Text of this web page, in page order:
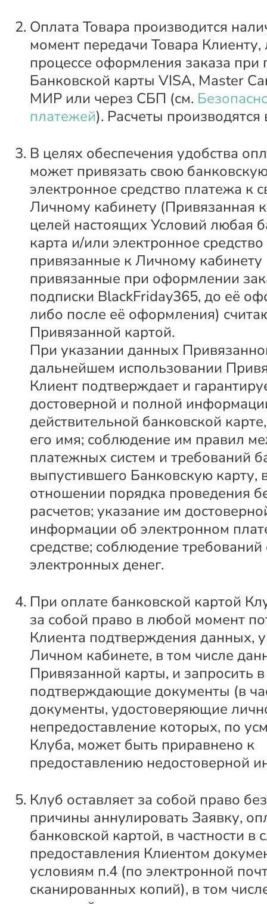
Оплата Товара производится
момент передачи Товара Клиенту,
процессе оформления заказа
Банковской карты VISA, Master
МИР или через СБП (см.
платежей). Расчеты производятся
В целях обеспечения удобства
может привязать свою
электронное средство платежа к
Личному кабинету (Привязанная
целей настоящих Условий любая
карта и/или электронное
привязанные к Личному кабинету
привязанные при оформлении
подписки BlackFriday365, до её
либо после её оформления)
Привязанной картой.
При указании данных
дальнейшем использовании
Клиент подтверждает и
достоверной и полной
действительной банковской
его имя; соблюдение им правил
платежных систем и требований
выпустившего Банковскую карту,
отношении порядка проведения
расчетов; указание им
информации об электронном
средстве; соблюдение
электронных денег.
При оплате банковской картой
за собой право в любой момент
Клиента подтверждения данных,
Личном кабинете, в том числе
Привязанной карты, и запросить в
подтверждающие документы (в
документы, удостоверяющие
непредоставление которых, по
Клуба, может быть приравнено к
предоставлению недостоверной
Клуб оставляет за собой право
причины аннулировать Заявку,
банковской картой, в частности в
предоставления Клиентом
условиям п.4 (по электронной
сканированных копий), в том